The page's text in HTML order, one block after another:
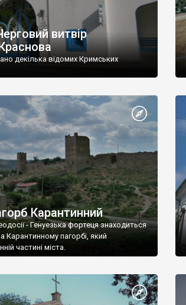
витвір
декілька відомих Кримських
Карантинний
- Генуезька фортеця знаходиться
Карантинному пагорбі, який
частині міста.